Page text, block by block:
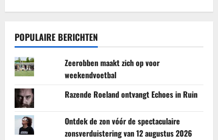
POPULAIRE BERICHTEN
Zeerobben maakt zich op voor
weekendvoetbal
Razende Roeland ontvangt Echoes in Ruin
Ontdek de zon vóór de spectaculaire
zonsverduistering van 12 augustus 2026